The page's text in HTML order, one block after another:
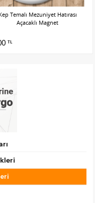
Temalı Mezuniyet Hatırası
Açacaklı Magnet
TL